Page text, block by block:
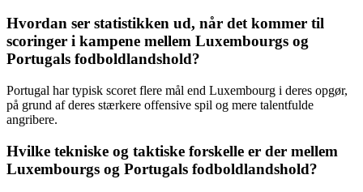
Hvordan ser statistikken ud, når det kommer til
scoringer i kampene mellem Luxembourgs og
Portugals fodboldlandshold?
Portugal har typisk scoret flere mål end Luxembourg i deres opgør,
på grund af deres stærkere offensive spil og mere talentfulde
angribere.
Hvilke tekniske og taktiske forskelle er der mellem
Luxembourgs og Portugals fodboldlandshold?